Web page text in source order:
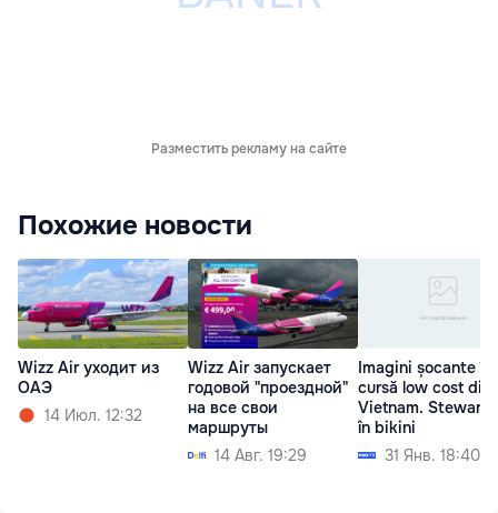
Разместить рекламу на сайте
Похожие новости
Wizz Air уходит из
ОАЭ
14 Июл. 12:32
Wizz Air запускает
годовой "проездной"
на все свои
маршруты
14 Авг. 19:29
Imagini șocante
cursă low cost din
Vietnam.
în bikini
31 Янв. 18:40